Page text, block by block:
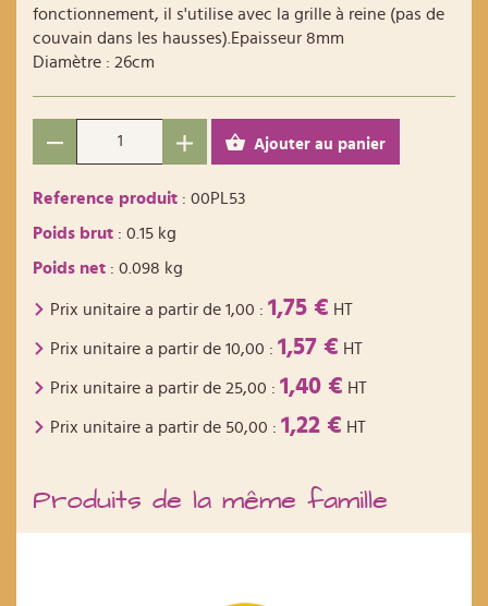
fonctionnement, il s'utilise avec la grille à reine (pas de
couvain dans les hausses).Epaisseur 8mm
Diamètre : 26cm
Ajouter au panier
Reference produit : 00PL53
Poids brut : 0.15 kg
Poids net : 0.098 kg
Prix unitaire a partir de 1,00 : 1,75 € HT
Prix unitaire a partir de 10,00 : 1,57 € HT
Prix unitaire a partir de 25,00 : 1,40 € HT
Prix unitaire a partir de 50,00 : 1,22 € HT
Produits de la même famille